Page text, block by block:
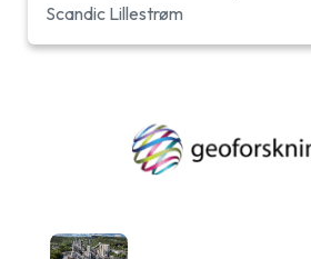
Scandic Lillestrøm